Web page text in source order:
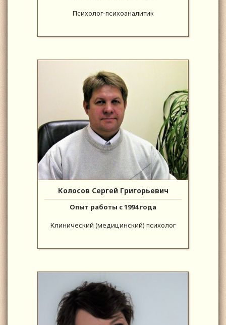
Психолог-психоаналитик
Колосов Сергей Григорьевич
Опыт работы с 1994 года
Клинический (медицинский) психолог